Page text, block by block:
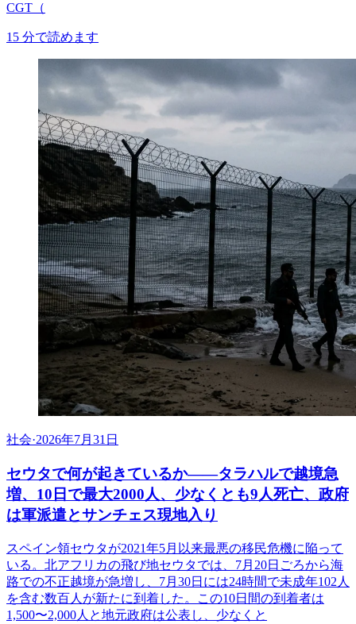
CGT（
15 分で読めます
社会·2026年7月31日
セウタで何が起きているか——タラハルで越境急
増、10日で最大2000人、少なくとも9人死亡、政府
は軍派遣とサンチェス現地入り
スペイン領セウタが2021年5月以来最悪の移民危機に陥って
いる。北アフリカの飛び地セウタでは、7月20日ごろから海
路での不正越境が急増し、7月30日には24時間で未成年102人
を含む数百人が新たに到着した。この10日間の到着者は
1,500〜2,000人と地元政府は公表し、少なくと